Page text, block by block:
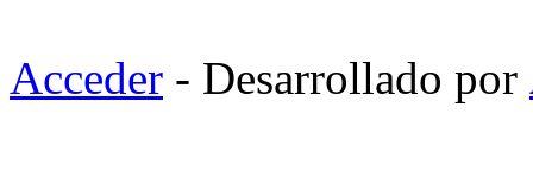
Acceder - Desarrollado por